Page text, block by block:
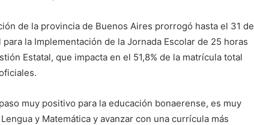
de la provincia de Buenos Aires prorrogó hasta el 31 de
la Implementación de la Jornada Escolar de 25 horas
Estatal, que impacta en el 51,8% de la matrícula total
muy positivo para la educación bonaerense, es muy
y Matemática y avanzar con una currícula más